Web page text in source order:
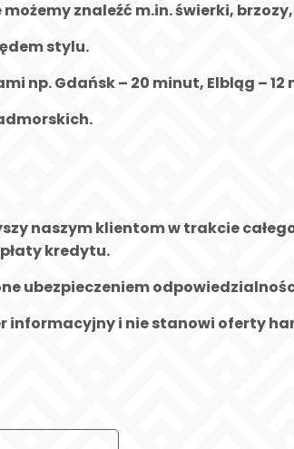
znaleźć m.in. świerki,
stylu.
np. Gdańsk – 20 minut, Elbląg – 12
naszym klientom w trakcie
kredytu.
ubezpieczeniem
i nie stanowi oferty